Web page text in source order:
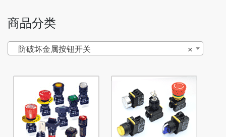
商品分类
×
防破坏金属按钮开关